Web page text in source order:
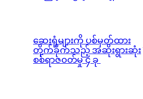
ဆေးရုံများကို ပစ်မှတ်ထား
တိုက်ခိုက်သည့် အဆိုးရွားဆုံး
စစ်ရာဇ၀တ်မှု ၄ ခု